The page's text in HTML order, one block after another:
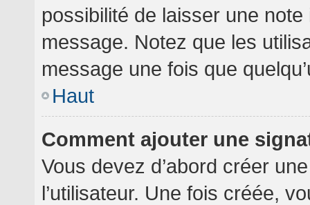
possibilité de laisser une note
message. Notez que les
message une fois que
Haut
Comment ajouter une
Vous devez d’abord créer
l’utilisateur. Une fois créée,